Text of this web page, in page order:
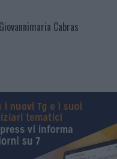
Giovannimaria Cabras